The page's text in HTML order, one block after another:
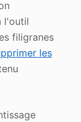
l'outil
filigranes
les